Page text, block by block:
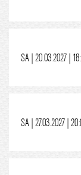
SA | 20.03.2027 |
SA | 27.03.2027 |